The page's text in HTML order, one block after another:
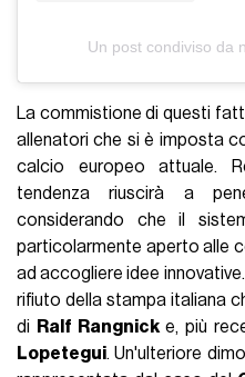
Un post condiviso da
La commistione di questi
allenatori che si è imposta
calcio europeo attuale.
tendenza riuscirà a
considerando che il
particolarmente aperto alle
ad accogliere idee
rifiuto della stampa italiana
di
Ralf Rangnicke, più
Lopetegui. Un'ulteriore